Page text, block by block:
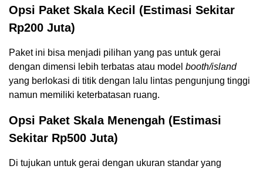
Opsi Paket Skala Kecil (Estimasi Sekitar
Rp200 Juta)
Paket ini bisa menjadi pilihan yang pas untuk gerai
dengan dimensi lebih terbatas atau model booth/island
yang berlokasi di titik dengan lalu lintas pengunjung tinggi
namun memiliki keterbatasan ruang.
Opsi Paket Skala Menengah (Estimasi
Sekitar Rp500 Juta)
Di tujukan untuk gerai dengan ukuran standar yang